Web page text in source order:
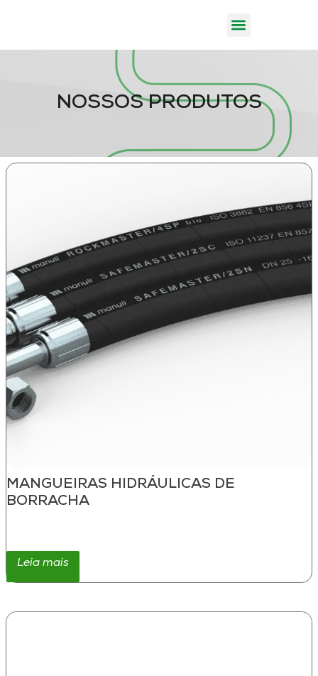
NOSSOS PRODUTOS
MANGUEIRAS HIDRÁULICAS DE
BORRACHA
Leia mais